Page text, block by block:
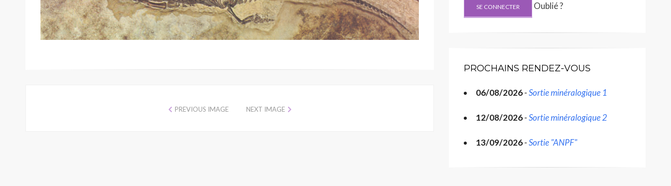
PREVIOUS IMAGE NEXT IMAGE
Oublié ?
PROCHAINS RENDEZ-VOUS
06/08/2026-Sortie minéralogique 1
12/08/2026-Sortie minéralogique 2
13/09/2026-Sortie "ANPF"